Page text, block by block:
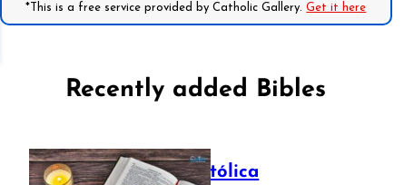
*This is a free service provided by Catholic Gallery.Get it here
Recently added Bibles
Bíblia Católica